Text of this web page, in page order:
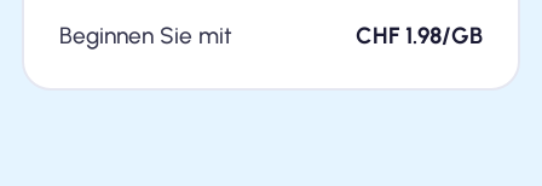
Beginnen Sie mit
CHF 1.98/GB